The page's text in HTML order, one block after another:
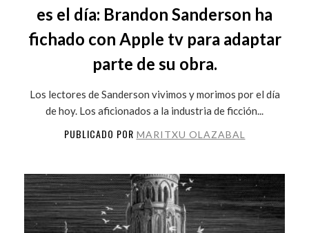
es el día: Brandon Sanderson ha
fichado con Apple tv para adaptar
parte de su obra.
Los lectores de Sanderson vivimos y morimos por el día
de hoy. Los aficionados a la industria de ficción...
PUBLICADO POR MARITXU OLAZABAL